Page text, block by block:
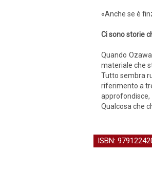
«Anche se è
Ci sono storie
Quando
materiale che
Tutto sembra
riferimento a
approfondisce,
Qualcosa che
ISBN: